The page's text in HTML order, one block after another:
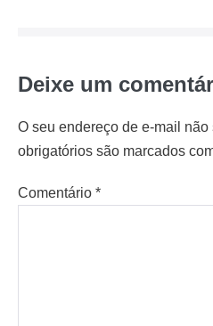
Deixe um
O seu endereço de e-mail
obrigatórios são marcados
Comentário *